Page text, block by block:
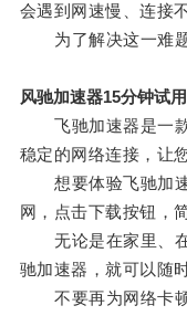
会遇到网速慢、连接
为了解决这一难题
风驰加速器15分钟试用
飞驰加速器是一款
稳定的网络连接，让
想要体验飞驰加速
网，点击下载按钮，
无论是在家里、在
驰加速器，就可以随
不要再为网络卡顿